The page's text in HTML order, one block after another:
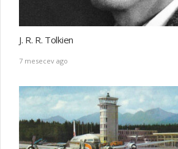
J. R. R. Tolkien
7 mesecev ago